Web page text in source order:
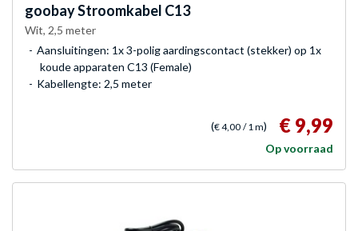
goobayStroomkabel C13
Wit, 2,5 meter
Aansluitingen: 1x 3-polig aardingscontact (stekker) op 1x
koude apparaten C13 (Female)
Kabellengte: 2,5 meter
(€ 4,00 / 1 m) € 9,99
Op voorraad